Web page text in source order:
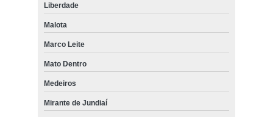
Liberdade
Malota
Marco Leite
Mato Dentro
Medeiros
Mirante de Jundiaí